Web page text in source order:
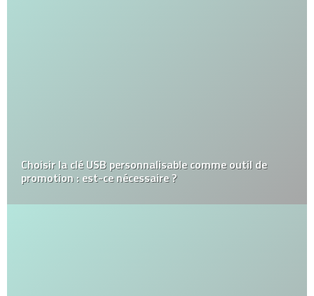
Choisir la clé USB personnalisable comme outil de
promotion : est-ce nécessaire ?